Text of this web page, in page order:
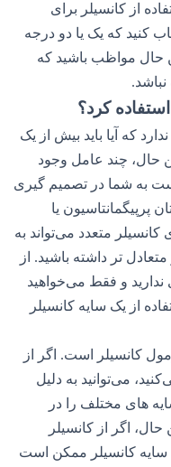
از کانسیلر برای
کنید که یک یا دو درجه
حال مواظب باشید که
کرد؟
که آیا باید بیش از یک
حال، چند عامل وجود
به شما در تصمیم گیری
یا
متعدد می‌تواند به
‌تر داشته باشید. از
و فقط می‌خواهید
از یک سایه کانسیلر
کانسیلر است. اگر از
می‌توانید به دلیل
های مختلف را در
اگر از کانسیلر
کانسیلر ممکن است